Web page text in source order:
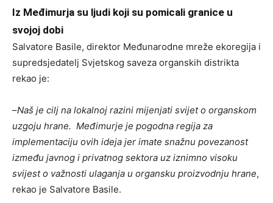
Iz Međimurja su ljudi koji su pomicali granice u
svojoj dobi
Salvatore Basile, direktor Međunarodne mreže ekoregija i
supredsjedatelj Svjetskog saveza organskih distrikta
rekao je:
–Naš je cilj na lokalnoj razini mijenjati svijet o organskom
uzgoju hrane. Međimurje je pogodna regija za
implementaciju ovih ideja jer imate snažnu povezanost
između javnog i privatnog sektora uz iznimno visoku
svijest o važnosti ulaganja u organsku proizvodnju hrane,
rekao je Salvatore Basile.